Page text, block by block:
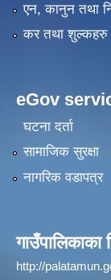
एन, कानुन तथा
कर तथा शुल्कहरु
eGov
घटना दर्ता
सामाजिक सुरक्षा
नागरिक वडापत्र
गाउँपालिकाका
http://